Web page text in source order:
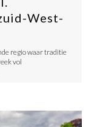
West-
regio waar traditie
vol